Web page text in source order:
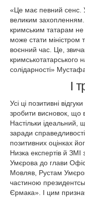
«Це має певний сенс.
великим
кримським татарам
може стати міністром
воєнний час. Це,
кримськотатарського
солідарності»
І
Усі ці позитивні
зробити висновок, що
Настільки ідеальний,
заради
позитивних оцінках
Низка експертів й ЗМІ
Умєрова до глави
Мовляв, Рустам
частиною
Єрмака». І цим